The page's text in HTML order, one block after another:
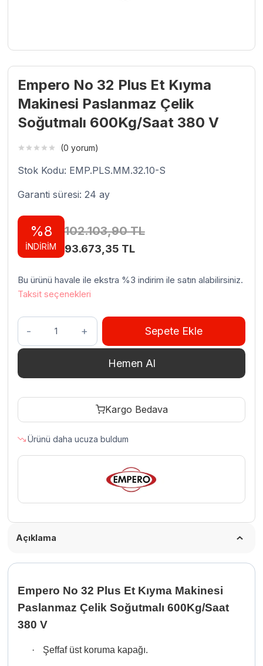
Empero No 32 Plus Et Kıyma
Makinesi Paslanmaz Çelik
Soğutmalı 600Kg/Saat 380 V
(0 yorum)
Stok Kodu: EMP.PLS.MM.32.10-S
Garanti süresi: 24 ay
%8
İNDİRİM
102.103,90TL
Orijinal
102.103,90 TL.
93.673,35 TLŞu
fiyat:
Bu ürünü havale ile ekstra %3 indirim ile satın alabilirsiniz.
Taksit seçenekleri
Empero
No
32
Kıyma
Çelik
Soğutmalı
V
Sepete Ekle
Hemen Al
Kargo Bedava
Ürünü daha ucuza buldum
Açıklama
Empero No 32 Plus Et Kıyma Makinesi
Paslanmaz Çelik Soğutmalı 600Kg/Saat
380 V
· Şeffaf üst koruma kapağı.